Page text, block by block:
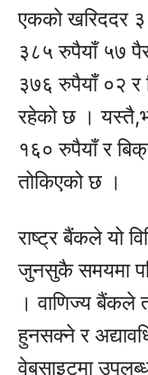
एकको खरिददर
३८५ रुपैयाँ ५७
३७६ रुपैयाँ ०२ र
रहेको छ ।
१६० रुपैयाँ र
तोकिएको छ ।
राष्ट्र बैंकले यो
जुनसुकै समयमा
। वाणिज्य बैंकले
हुनसक्ने र
वेबसाइटमा